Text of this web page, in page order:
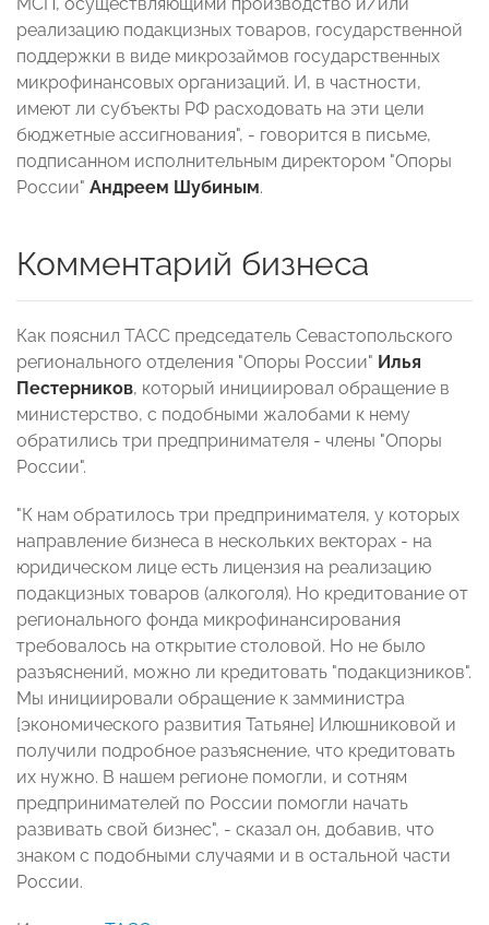
реализацию подакцизных товаров, государственной
поддержки в виде микрозаймов государственных
микрофинансовых организаций. И, в частности,
имеют ли субъекты РФ расходовать на эти цели
бюджетные ассигнования", - говорится в письме,
подписанном исполнительным директором "Опоры
России" Андреем Шубиным.
Комментарий бизнеса
Как пояснил ТАСС председатель Севастопольского
регионального отделения "Опоры России" Илья
Пестерников, который инициировал обращение в
министерство, с подобными жалобами к нему
обратились три предпринимателя - члены "Опоры
России".
"К нам обратилось три предпринимателя, у которых
направление бизнеса в нескольких векторах - на
юридическом лице есть лицензия на реализацию
подакцизных товаров (алкоголя). Но кредитование от
регионального фонда микрофинансирования
требовалось на открытие столовой. Но не было
разъяснений, можно ли кредитовать "подакцизников".
Мы инициировали обращение к замминистра
[экономического развития Татьяне] Илюшниковой и
получили подробное разъяснение, что кредитовать
их нужно. В нашем регионе помогли, и сотням
предпринимателей по России помогли начать
развивать свой бизнес", - сказал он, добавив, что
знаком с подобными случаями и в остальной части
России.